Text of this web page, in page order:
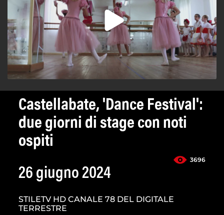
Castellabate, 'Dance Festival':
due giorni di stage con noti
ospiti
3696
26 giugno 2024
STILETV HD CANALE 78 DEL DIGITALE
TERRESTRE